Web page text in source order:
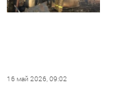
16 май 2026, 09:02